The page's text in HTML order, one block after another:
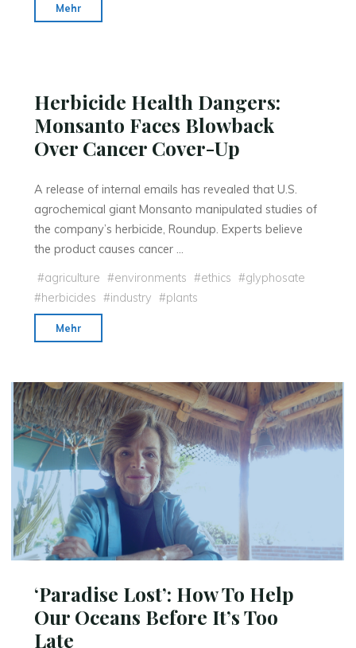
Mehr
Former
Sights
on
Poachers"
Herbicide Health Dangers:
Monsanto Faces Blowback
Over Cancer Cover-Up
A release of internal emails has revealed that U.S.
agrochemical giant Monsanto manipulated studies of
the company’s herbicide, Roundup. Experts believe
the product causes cancer …
#agriculture #environments #ethics #glyphosate
#herbicides #industry #plants
Mehr
Health
Monsanto
Faces
Blowback
Over
Cancer
Cover-
Up"
‘Paradise Lost’: How To Help
Our Oceans Before It’s Too
Late